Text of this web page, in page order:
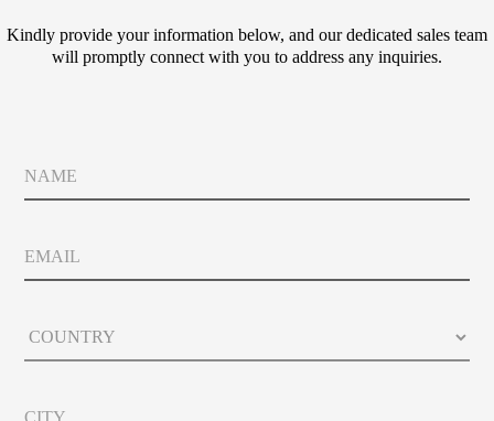
Kindly provide your information below, and our dedicated sales team
will promptly connect with you to address any inquiries.
a
m
m
a
o
u
t